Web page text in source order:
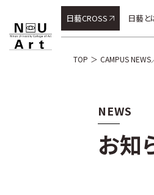
日藝CROSS 日藝と
TOP CAMPUS NEWS
NEWS
お知